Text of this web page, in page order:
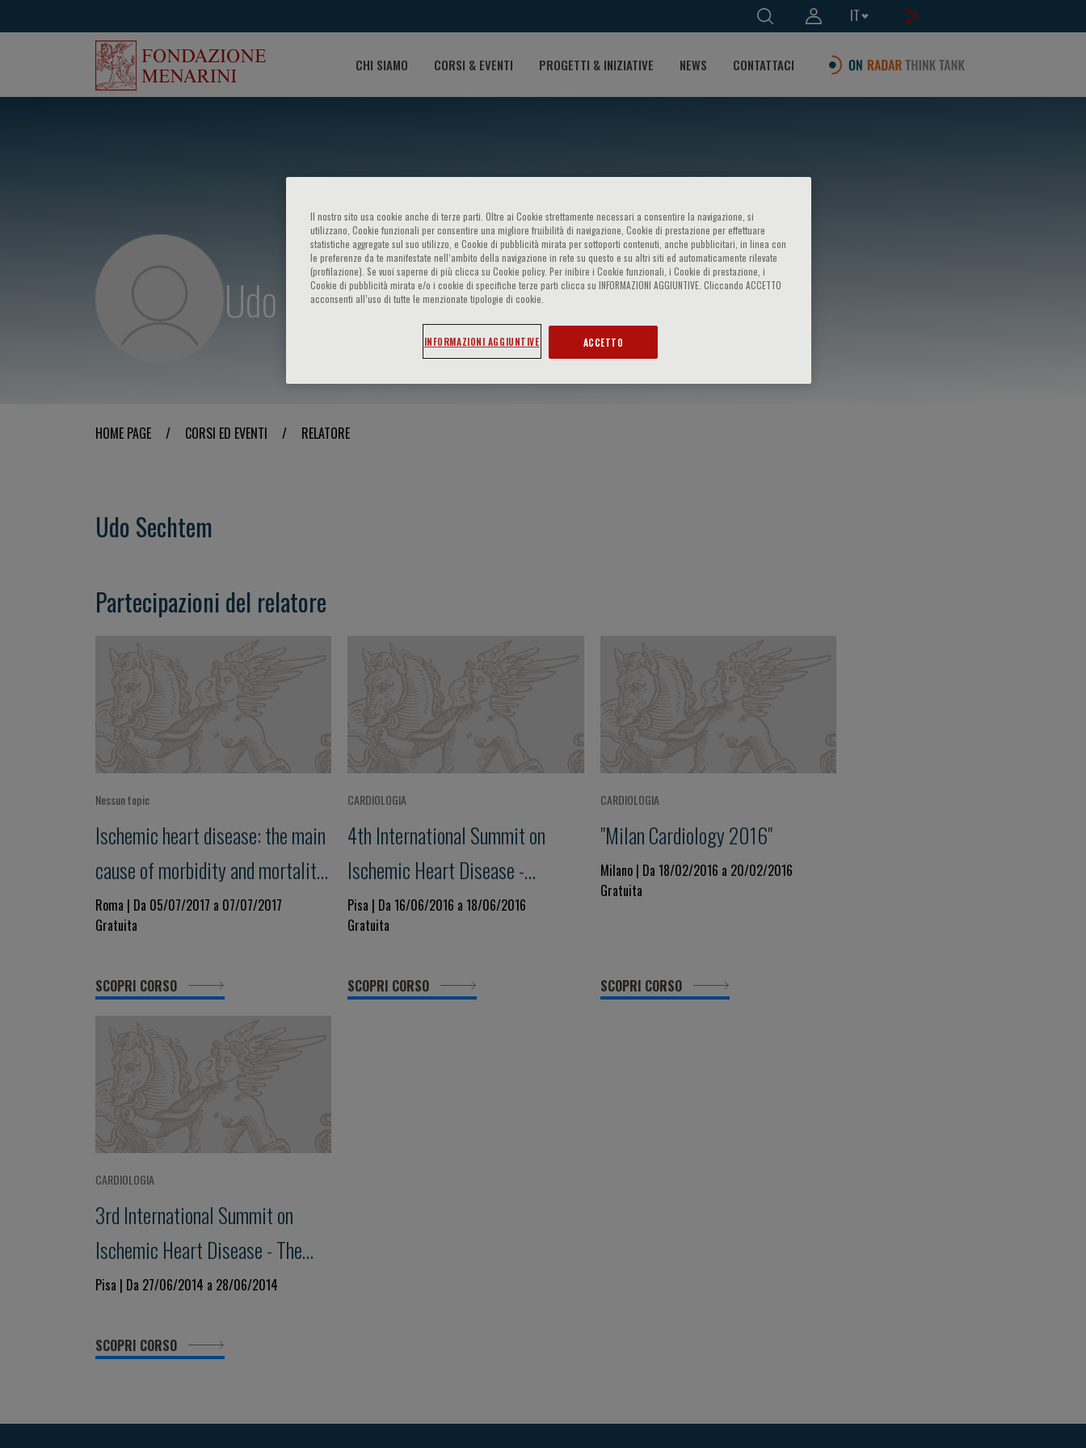
IT
CHI SIAMO CORSI & EVENTI PROGETTI & INIZIATIVE NEWS CONTATTACI
Udo Sechtem
HOME PAGE / CORSI ED EVENTI / RELATORE
Udo Sechtem
Partecipazioni del relatore
Nessun topic
Ischemic heart disease: the main
cause of morbidity and mortality
worldwide. What can we
improve?
Roma | Da 05/07/2017 a 07/07/2017
Gratuita
SCOPRI CORSO
CARDIOLOGIA
4th International Summit on
Ischemic Heart Disease -
Reconciling Guidelines with
scientific evidence
Pisa | Da 16/06/2016 a 18/06/2016
Gratuita
SCOPRI CORSO
CARDIOLOGIA
"Milan Cardiology 2016"
Milano | Da 18/02/2016 a 20/02/2016
Gratuita
SCOPRI CORSO
CARDIOLOGIA
3rd International Summit on
Ischemic Heart Disease - The
Copernican Revolution in
after
Pisa | Da 27/06/2014 a 28/06/2014
SCOPRI CORSO
Il nostro sito usa cookie anche di terze parti. Oltre ai Cookie strettamente necessari a consentire la navigazione, si
utilizzano, Cookie funzionali per consentire una migliore fruibilità di navigazione, Cookie di prestazione per effettuare
statistiche aggregate sul suo utilizzo, e Cookie di pubblicità mirata per sottoporti contenuti, anche pubblicitari, in linea con
le preferenze da te manifestate nell‘ambito della navigazione in rete su questo e su altri siti ed automaticamente rilevate
(profilazione). Se vuoi saperne di più clicca su Cookie policy. Per inibire i Cookie funzionali, i Cookie di prestazione, i
Cookie di pubblicità mirata e/o i cookie di specifiche terze parti clicca su INFORMAZIONI AGGIUNTIVE. Cliccando ACCETTO
acconsenti all’uso di tutte le menzionate tipologie di cookie.
INFORMAZIONI AGGIUNTIVE ACCETTO